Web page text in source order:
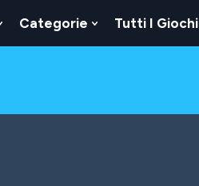
Show
Submenu
Categorie
Show
Submenu
Tutti I Giochi